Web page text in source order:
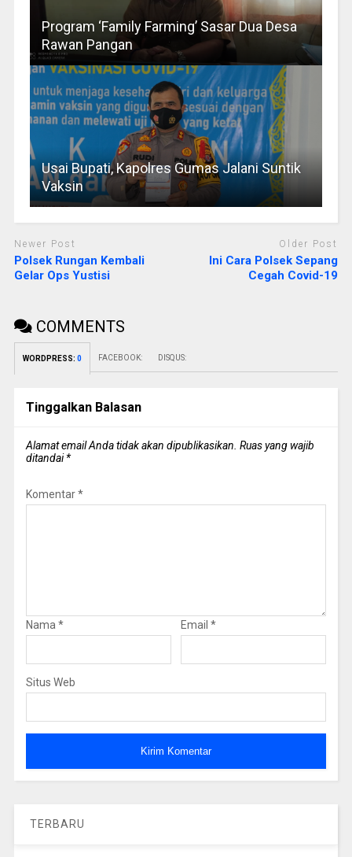
Program ‘Family Farming’ Sasar Dua Desa
Rawan Pangan
Usai Bupati, Kapolres Gumas Jalani Suntik
Vaksin
Newer Post
Polsek Rungan Kembali
Gelar Ops Yustisi
Older Post
Ini Cara Polsek Sepang
Cegah Covid-19
COMMENTS
WORDPRESS: 0 FACEBOOK: DISQUS:
Tinggalkan Balasan
Alamat email Anda tidak akan dipublikasikan. Ruas yang wajib
ditandai*
Komentar*
Nama * Email *
Situs Web
TERBARU